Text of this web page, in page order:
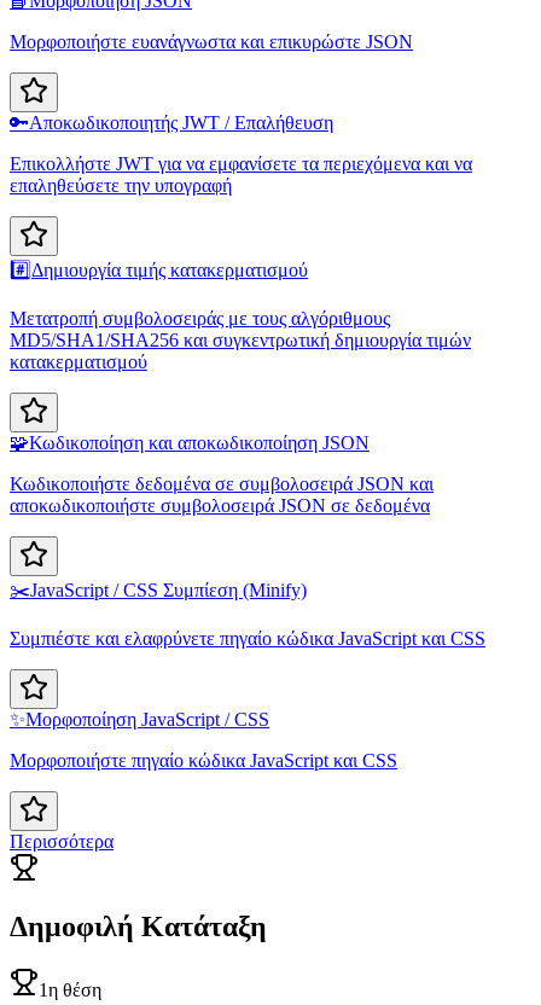
Μορφοποιήστε ευανάγνωστα και επικυρώστε JSON
🔑Αποκωδικοποιητής JWT / Επαλήθευση
Επικολλήστε JWT για να εμφανίσετε τα περιεχόμενα και να
επαληθεύσετε την υπογραφή
#️⃣ Δημιουργία τιμής κατακερματισμού
Μετατροπή συμβολοσειράς με τους αλγόριθμους
MD5/SHA1/SHA256 και συγκεντρωτική δημιουργία τιμών
κατακερματισμού
🧩Κωδικοποίηση και αποκωδικοποίηση JSON
Κωδικοποιήστε δεδομένα σε συμβολοσειρά JSON και
αποκωδικοποιήστε συμβολοσειρά JSON σε δεδομένα
✂️JavaScript / CSS Συμπίεση (Minify)
Συμπιέστε και ελαφρύνετε πηγαίο κώδικα JavaScript και CSS
✨Μορφοποίηση JavaScript / CSS
Μορφοποιήστε πηγαίο κώδικα JavaScript και CSS
Περισσότερα
Δημοφιλή Κατάταξη
1η θέση